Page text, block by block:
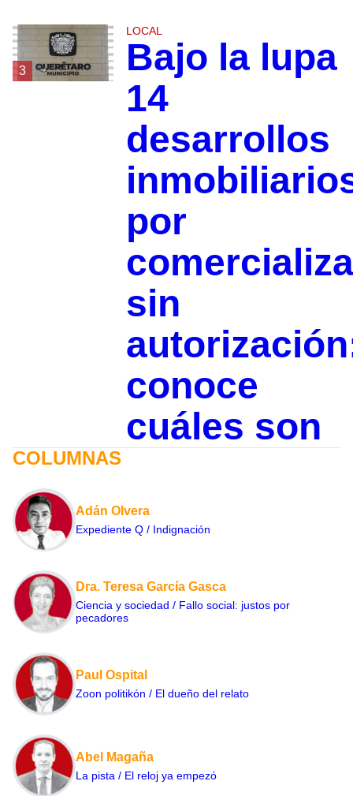
3
LOCAL
Bajo la lupa
14
desarrollos
por
sin
conoce
cuáles son
COLUMNAS
Adán Olvera
Expediente Q / Indignación
Dra. Teresa García Gasca
Ciencia y sociedad / Fallo social: justos por
pecadores
Paul Ospital
Zoon politikón / El dueño del relato
Abel Magaña
La pista / El reloj ya empezó